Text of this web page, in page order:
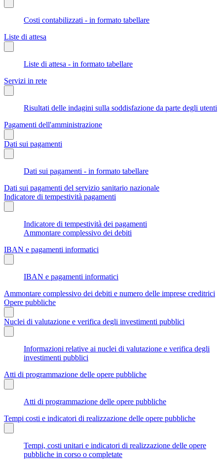
Costi contabilizzati - in formato tabellare
Liste di attesa
Liste di attesa - in formato tabellare
Servizi in rete
Risultati delle indagini sulla soddisfazione da parte degli utenti
Pagamenti dell'amministrazione
Dati sui pagamenti
Dati sui pagamenti - in formato tabellare
Dati sui pagamenti del servizio sanitario nazionale
Indicatore di tempestività pagamenti
Indicatore di tempestività dei pagamenti
Ammontare complessivo dei debiti
IBAN e pagamenti informatici
IBAN e pagamenti informatici
Ammontare complessivo dei debiti e numero delle imprese creditrici
Opere pubbliche
Nuclei di valutazione e verifica degli investimenti pubblici
Informazioni relative ai nuclei di valutazione e verifica degli
investimenti pubblici
Atti di programmazione delle opere pubbliche
Atti di programmazione delle opere pubbliche
Tempi costi e indicatori di realizzazione delle opere pubbliche
Tempi, costi unitari e indicatori di realizzazione delle opere
pubbliche in corso o completate